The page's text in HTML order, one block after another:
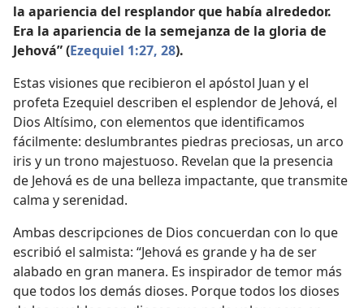
la apariencia del resplandor que había alrededor.
Era la apariencia de la semejanza de la gloria de
Jehová” (Ezequiel 1:27, 28).
Estas visiones que recibieron el apóstol Juan y el
profeta Ezequiel describen el esplendor de Jehová, el
Dios Altísimo, con elementos que identificamos
fácilmente: deslumbrantes piedras preciosas, un arco
iris y un trono majestuoso. Revelan que la presencia
de Jehová es de una belleza impactante, que transmite
calma y serenidad.
Ambas descripciones de Dios concuerdan con lo que
escribió el salmista: “Jehová es grande y ha de ser
alabado en gran manera. Es inspirador de temor más
que todos los demás dioses. Porque todos los dioses